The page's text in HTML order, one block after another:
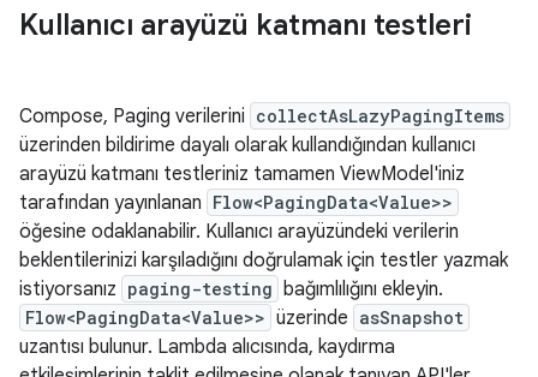
Kullanıcı arayüzü katmanı testleri
Compose, Paging verilerini collectAsLazyPagingItems
üzerinden bildirime dayalı olarak kullandığından kullanıcı
arayüzü katmanı testleriniz tamamen ViewModel'iniz
tarafından yayınlanan Flow<PagingData<Value>>
öğesine odaklanabilir. Kullanıcı arayüzündeki verilerin
beklentilerinizi karşıladığını doğrulamak için testler yazmak
istiyorsanız paging-testing bağımlılığını ekleyin.
Flow<PagingData<Value>> üzerinde asSnapshot
uzantısı bulunur. Lambda alıcısında, kaydırma